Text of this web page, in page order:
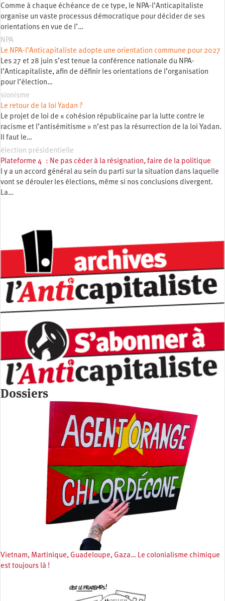
Comme à chaque échéance de ce type, le NPA-l’Anticapitaliste
organise un vaste processus démocratique pour décider de ses
orientations en vue de l’…
NPA
Le NPA-l’Anticapitaliste adopte une orientation commune pour 2027
Les 27 et 28 juin s’est tenue la conférence nationale du NPA-
l’Anticapitaliste, afin de définir les orientations de l’organisation
pour l’élection…
sionisme
Le retour de la loi Yadan ?
Le projet de loi de « cohésion républicaine par la lutte contre le
racisme et l’antisémitisme » n’est pas la résurrection de la loi Yadan.
Il faut le…
élection présidentielle
Plateforme 4 : Ne pas céder à la résignation, faire de la politique
l y a un accord général au sein du parti sur la situation dans laquelle
vont se dérouler les élections, même si nos conclusions divergent.
La…
Dossiers
Vietnam, Martinique, Guadeloupe, Gaza… Le colonialisme chimique
est toujours là !